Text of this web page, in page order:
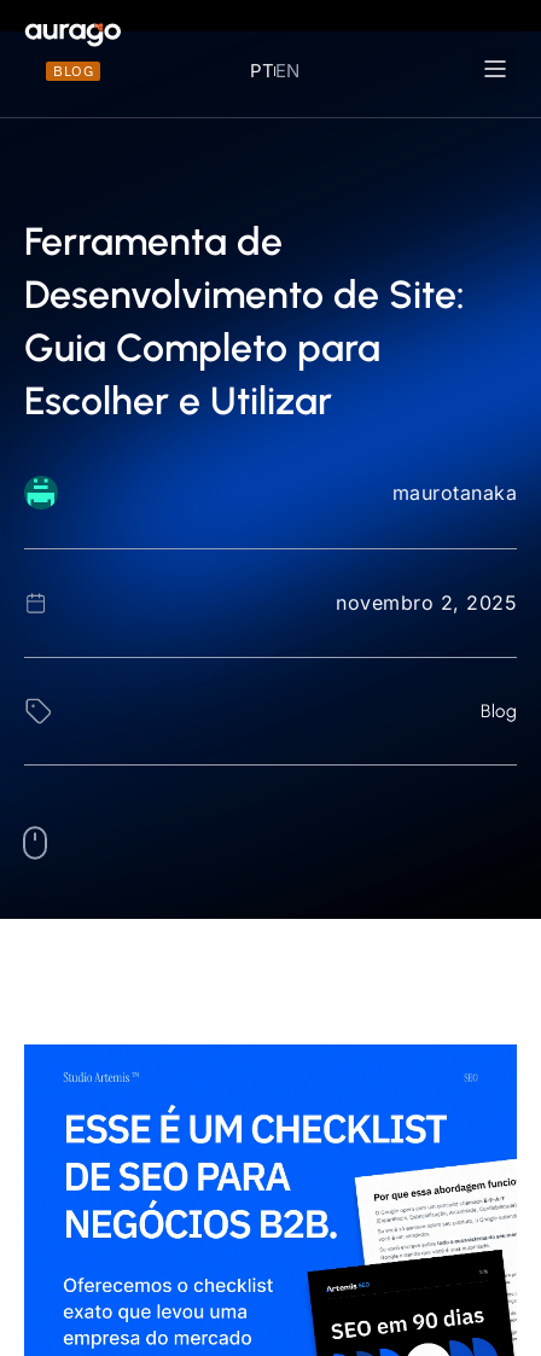
BLOG PTEN
Ferramenta de
Desenvolvimento de Site:
Guia Completo para
Escolher e Utilizar
maurotanaka
novembro 2, 2025
Blog